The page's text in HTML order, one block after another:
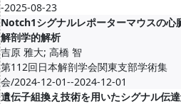
-2025-08-23
Notch1シグナルレポーターマウスの心
解剖学的解析
吉原 雅大; 高橋 智
第112回日本解剖学会関東支部学術集
会/2024-12-01--2024-12-01
遺伝子組換え技術を用いたシグナル伝